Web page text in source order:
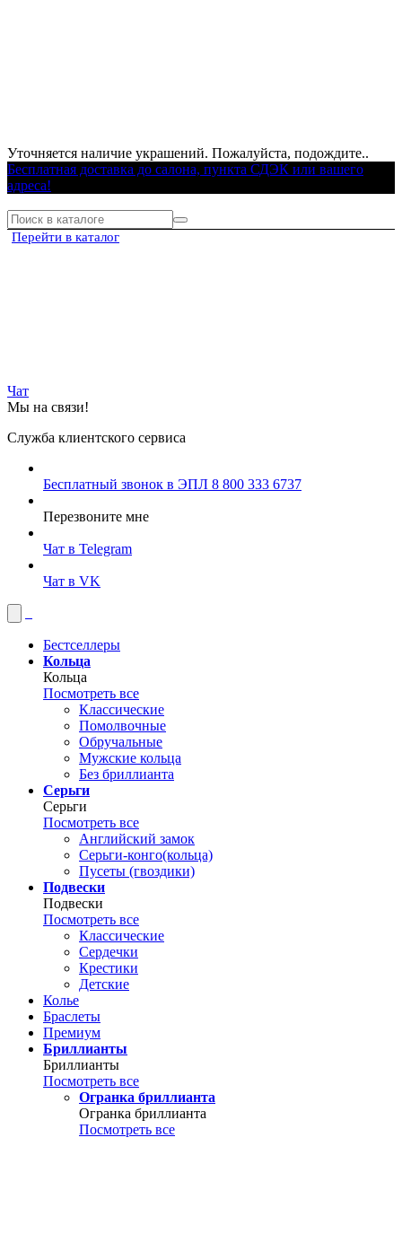
Уточняется наличие украшений. Пожалуйста, подождите..
Бесплатная доставка до салона, пункта СДЭК или вашего
адреса!
Перейти в каталог
Чат
Мы на связи!
Служба клиентского сервиса
Бесплатный звонок в ЭПЛ 8 800 333 6737
Перезвоните мне
Чат в Telegram
Чат в VK
Бестселлеры
Кольца
Кольца
Посмотреть все
Классические
Помолвочные
Обручальные
Мужские кольца
Без бриллианта
Серьги
Серьги
Посмотреть все
Английский замок
Серьги-конго(кольца)
Пусеты (гвоздики)
Подвески
Подвески
Посмотреть все
Классические
Сердечки
Крестики
Детские
Колье
Браслеты
Премиум
Бриллианты
Бриллианты
Посмотреть все
Огранка бриллианта
Огранка бриллианта
Посмотреть все